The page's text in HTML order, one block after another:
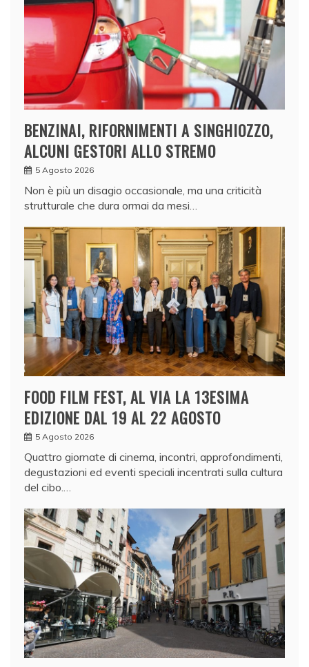
BENZINAI, RIFORNIMENTI A SINGHIOZZO,
ALCUNI GESTORI ALLO STREMO
5 Agosto 2026
Non è più un disagio occasionale, ma una criticità
strutturale che dura ormai da mesi…
FOOD FILM FEST, AL VIA LA 13ESIMA
EDIZIONE DAL 19 AL 22 AGOSTO
5 Agosto 2026
Quattro giornate di cinema, incontri, approfondimenti,
degustazioni ed eventi speciali incentrati sulla cultura
del cibo.…